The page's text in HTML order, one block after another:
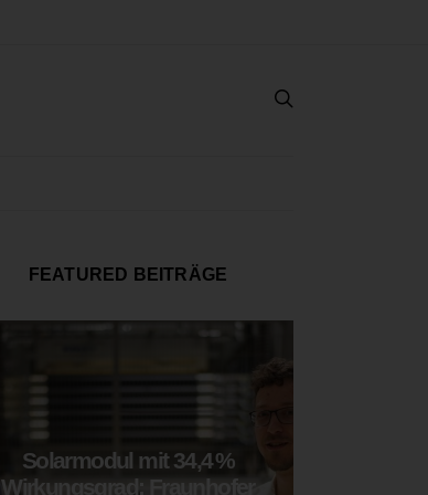
FEATURED BEITRÄGE
Solarmodul mit 34,4 %
Wirkungsgrad: Fraunhofer